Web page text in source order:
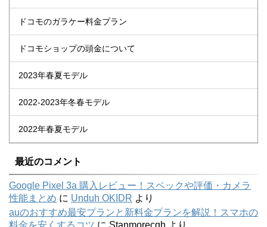
ドコモのガラケー料金プラン
ドコモショップの頭金について
2023年春夏モデル
2022-2023年冬春モデル
2022年春夏モデル
最近のコメント
Google Pixel 3a 購入レビュー！スペックや評価・カメラ
性能まとめ に Unduh OKIDR より
auのおすすめ最安プランと新料金プランを解説！スマホの
料金を安くするコツ に Stanmorecqh より